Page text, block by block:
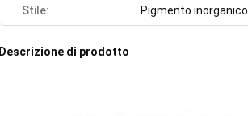
Stile: Pigmento inorganico
Descrizione di prodotto